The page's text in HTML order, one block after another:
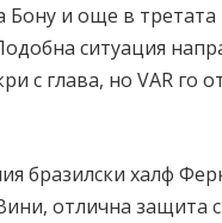
и още в
ситуация
с глава, но VAR го
бразилски халф
отлична защита